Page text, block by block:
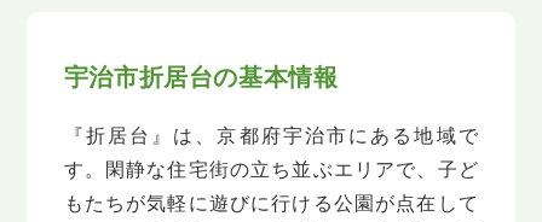
宇治市折居台の基本情報
『折居台』は、京都府宇治市にある地域で
す。閑静な住宅街の立ち並ぶエリアで、子ど
もたちが気軽に遊びに行ける公園が点在して